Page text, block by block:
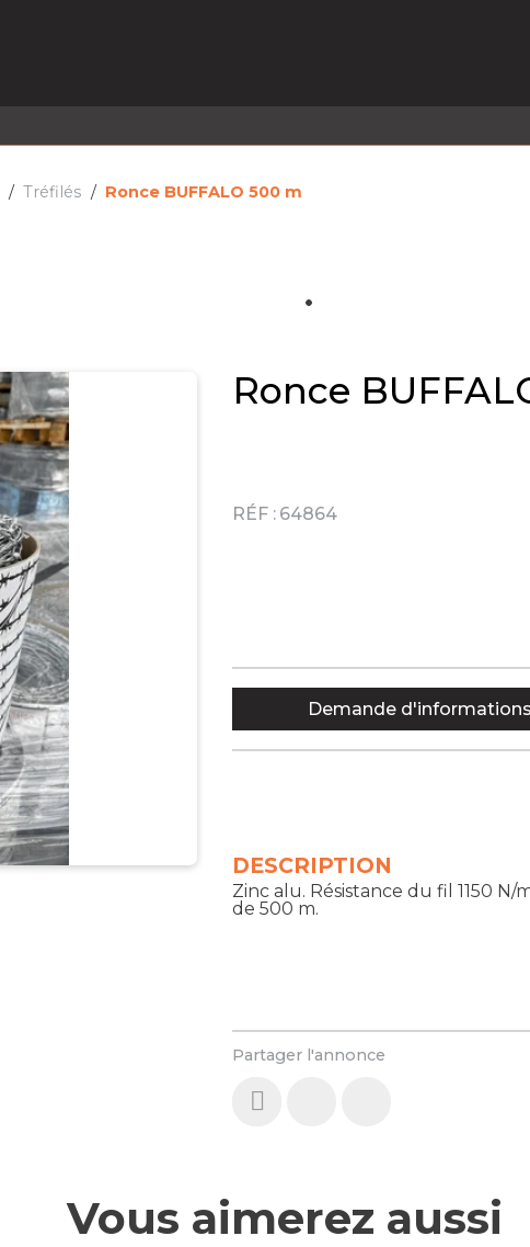
Tréfilés Ronce BUFFALO 500 m
Ronce
RÉF : 64864
Partager l'annonce
DESCRIPTION
Zinc alu. Résistance du fil 1150 N/
de 500 m.
Demande
Vous aimerez aussi